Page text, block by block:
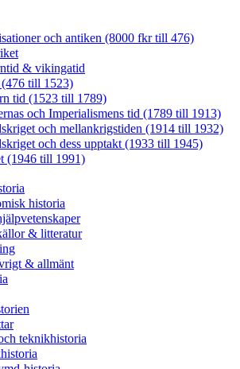
och antiken (8000 fkr till 476)
& vikingatid
till 1523)
tid (1523 till 1789)
och Imperialismens tid (1789 till 1913)
och mellankrigstiden (1914 till 1932)
och dess upptakt (1933 till 1945)
till 1991)
historia
& litteratur
& allmänt
teknikhistoria